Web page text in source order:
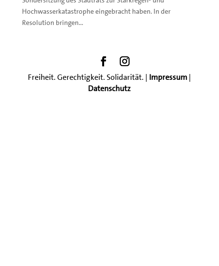
Hochwasserkatastrophe eingebracht haben. In der
Resolution bringen...
Freiheit. Gerechtigkeit. Solidarität. | Impressum|
Datenschutz